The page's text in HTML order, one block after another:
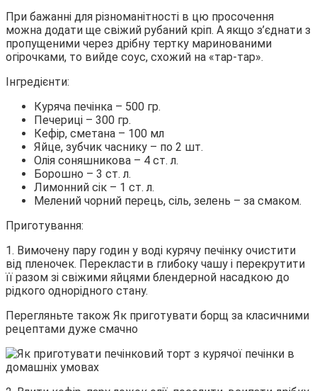
При бажанні для різноманітності в цю просочення
можна додати ще свіжий рубаний кріп. А якщо з’єднати з
пропущеними через дрібну тертку маринованими
огірочками, то вийде соус, схожий на «тар-тар».
Інгредієнти:
Куряча печінка – 500 гр.
Печериці – 300 гр.
Кефір, сметана – 100 мл
Яйце, зубчик часнику – по 2 шт.
Олія соняшникова – 4 ст. л.
Борошно – 3 ст. л.
Лимонний сік – 1 ст. л.
Мелений чорний перець, сіль, зелень – за смаком.
Приготування:
1. Вимочену пару годин у воді курячу печінку очистити
від пленочек. Перекласти в глибоку чашу і перекрутити
її разом зі свіжими яйцями блендерной насадкою до
рідкого однорідного стану.
Перегляньте також Як приготувати борщ за класичними
рецептами дуже смачно